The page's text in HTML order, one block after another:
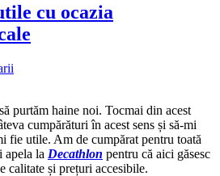
cu ocazia
purtăm haine noi. Tocmai din acest
cumpărături în acest sens și să-mi
fie utile. Am de cumpărat pentru toată
apela la Decathlon pentru că aici găsesc
calitate și prețuri accesibile.